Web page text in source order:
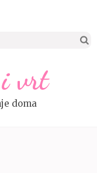
vrt
doma